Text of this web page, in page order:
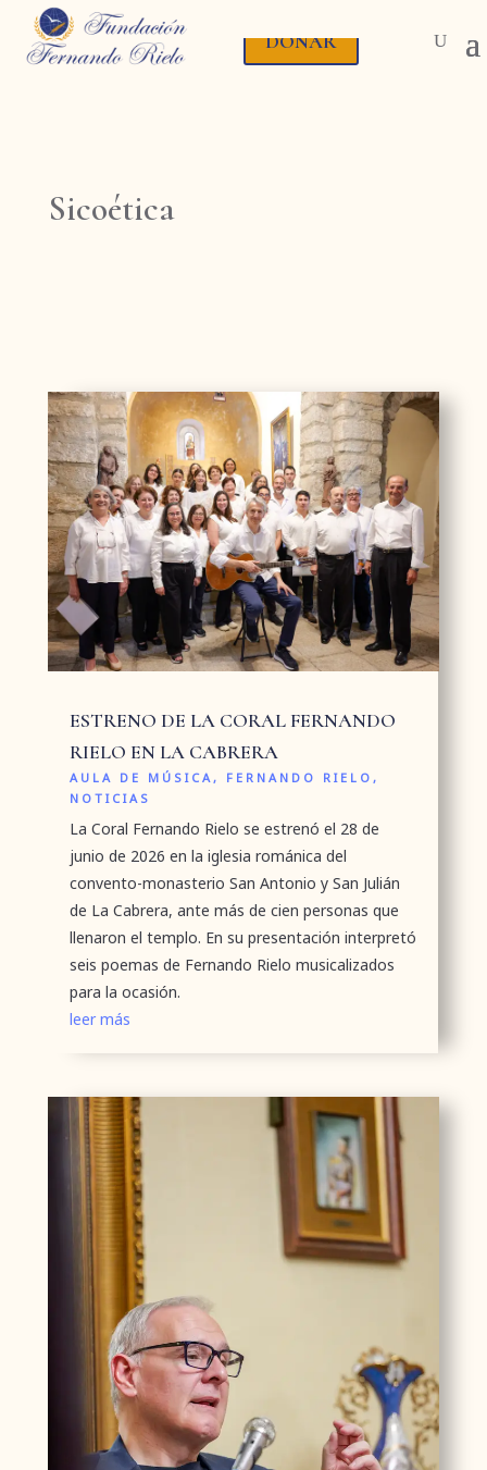
DONAR
Sicoética
ESTRENO DE LA CORAL FERNANDO
RIELO EN LA CABRERA
AULA DE MÚSICA, FERNANDO RIELO,
NOTICIAS
La Coral Fernando Rielo se estrenó el 28 de
junio de 2026 en la iglesia románica del
convento-monasterio San Antonio y San Julián
de La Cabrera, ante más de cien personas que
llenaron el templo. En su presentación interpretó
seis poemas de Fernando Rielo musicalizados
para la ocasión.
leer más